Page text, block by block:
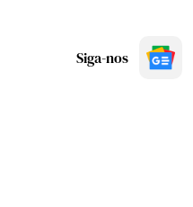
Siga-nos